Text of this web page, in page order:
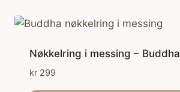
Nøkkelring i messing – Buddha
kr299